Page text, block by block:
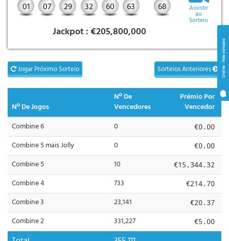
01 07 29 32 60 63 68
Jackpot :€205,800,000
Assistir
ao
Sorteio
Jogar Próximo Sorteio Sorteios Anteriores
Nº De Jogos
Nº De
Vencedores
Prémio Por
Vencedor
Combine 6
0 €0.00
Combine 5 mais Jolly 0 €0.00
Combine 5 10 €15,344.32
Combine 4 733 €214.70
Combine 3 23,141 €20.37
Combine 2 331,227 €5.00